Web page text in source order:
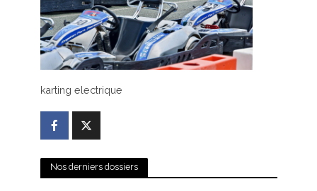
karting electrique
Nos derniers dossiers